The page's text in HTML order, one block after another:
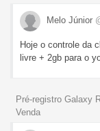
Melo Júnior
Hoje o controle da
livre + 2gb para o
Pré-registro Galaxy
Venda